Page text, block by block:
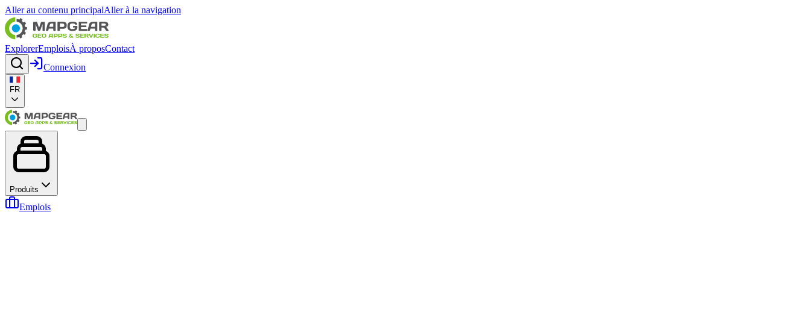
Aller au contenu principalAller à la navigation
ExplorerEmploisÀ proposContact
Connexion
FR
Produits
Emplois